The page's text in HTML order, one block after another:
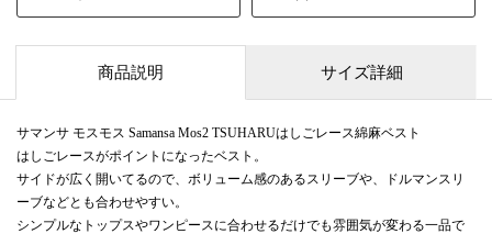
商品説明 サイズ詳細
サマンサ モスモス Samansa Mos2 TSUHARUはしごレース綿麻ベスト
はしごレースがポイントになったベスト。
サイドが広く開いてるので、ボリューム感のあるスリーブや、ドルマンスリ
ーブなどとも合わせやすい。
シンプルなトップスやワンピースに合わせるだけでも雰囲気が変わる一品で